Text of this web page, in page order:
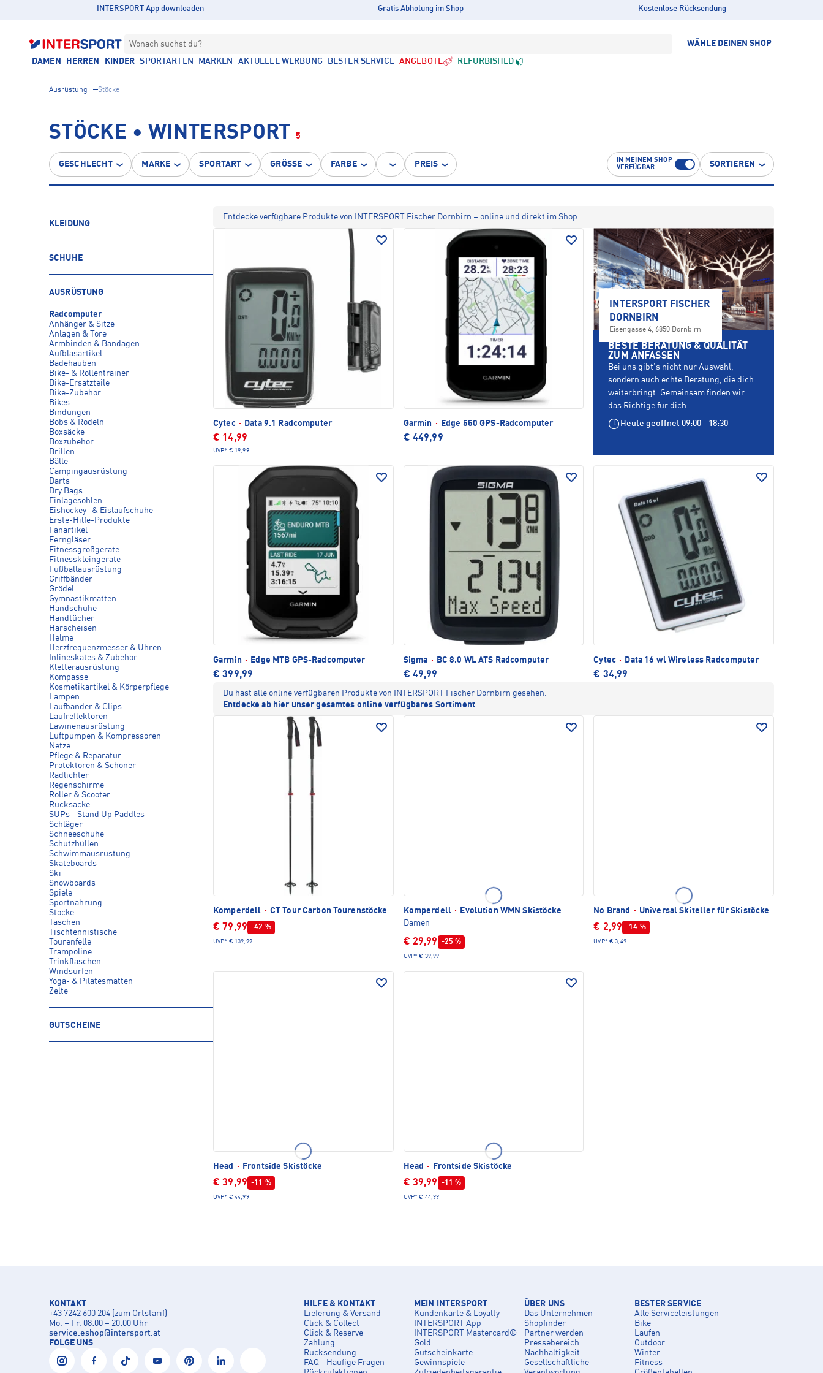
INTERSPORT App downloaden Gratis Abholung im Shop Kostenlose Rücksendung
Wonach suchst du? WÄHLE DEINEN SHOP
DAMEN HERREN KINDER SPORTARTEN MARKEN AKTUELLE WERBUNG BESTER SERVICE ANGEBOTE REFURBISHED
Ausrüstung Stöcke
STÖCKE • WINTERSPORT 5
GESCHLECHT MARKE SPORTART GRÖSSE FARBE PREIS
IN MEINEM SHOP
VERFÜGBAR
SORTIEREN
KLEIDUNG
SCHUHE
AUSRÜSTUNG
Radcomputer
Anhänger & Sitze
Anlagen & Tore
Armbinden & Bandagen
Aufblasartikel
Badehauben
Bike- & Rollentrainer
Bike-Ersatzteile
Bike-Zubehör
Bikes
Bindungen
Bobs & Rodeln
Boxsäcke
Boxzubehör
Brillen
Bälle
Campingausrüstung
Darts
Dry Bags
Einlagesohlen
Eishockey- & Eislaufschuhe
Erste-Hilfe-Produkte
Fanartikel
Ferngläser
Fitnessgroßgeräte
Fitnesskleingeräte
Fußballausrüstung
Griffbänder
Grödel
Gymnastikmatten
Handschuhe
Handtücher
Harscheisen
Helme
Herzfrequenzmesser & Uhren
Inlineskates & Zubehör
Kletterausrüstung
Kompasse
Kosmetikartikel & Körperpflege
Lampen
Laufbänder & Clips
Laufreflektoren
Lawinenausrüstung
Luftpumpen & Kompressoren
Netze
Pflege & Reparatur
Protektoren & Schoner
Radlichter
Regenschirme
Roller & Scooter
Rucksäcke
SUPs - Stand Up Paddles
Schläger
Schneeschuhe
Schutzhüllen
Schwimmausrüstung
Skateboards
Ski
Snowboards
Spiele
Sportnahrung
Stöcke
Taschen
Tischtennistische
Tourenfelle
Trampoline
Trinkflaschen
Windsurfen
Yoga- & Pilatesmatten
Zelte
GUTSCHEINE
Entdecke verfügbare Produkte von INTERSPORT Fischer Dornbirn – online und direkt im Shop.
Cytec · Data 9.1 Radcomputer
€ 14,99
UVP* € 19,99
Garmin · Edge 550 GPS-Radcomputer
€ 449,99
Garmin · Edge MTB GPS-Radcomputer
€ 399,99
Sigma · BC 8.0 WL ATS Radcomputer
€ 49,99
Cytec · Data 16 wl Wireless Radcomputer
€ 34,99
INTERSPORT FISCHER
DORNBIRN
Eisengasse 4, 6850 Dornbirn
BESTE BERATUNG & QUALITÄT
ZUM ANFASSEN
Bei uns gibt’s nicht nur Auswahl,
sondern auch echte Beratung, die dich
weiterbringt. Gemeinsam finden wir
das Richtige für dich.
Heute geöffnet09:00 - 18:30
Du hast alle online verfügbaren Produkte von INTERSPORT Fischer Dornbirn gesehen.
Entdecke ab hier unser gesamtes online verfügbares Sortiment
Komperdell · CT Tour Carbon Tourenstöcke
€ 79,99 -42 %
UVP* € 139,99
Komperdell ·
Evolution WMN Skistöcke
Damen
€ 29,99 -25 %
UVP* € 39,99
No Brand · Universal Skiteller für Skistöcke
€ 2,99 -14 %
UVP* € 3,49
Head · Frontside Skistöcke
€ 39,99 -11 %
UVP* € 44,99
Head · Frontside Skistöcke
€ 39,99 -11 %
UVP* € 44,99
KONTAKT
+43 7242 600 204 (zum Ortstarif)
Mo. – Fr. 08:00 – 20:00 Uhr
service.eshop@intersport.at
FOLGE UNS
HILFE & KONTAKT
Lieferung & Versand
Click & Collect
Click & Reserve
Zahlung
Rücksendung
FAQ - Häufige Fragen
MEIN INTERSPORT
Kundenkarte & Loyalty
INTERSPORT App
INTERSPORT Mastercard®
Gold
Gutscheinkarte
Gewinnspiele
ÜBER UNS
Das Unternehmen
Shopfinder
Partner werden
Pressebereich
Nachhaltigkeit
Gesellschaftliche
BESTER SERVICE
Alle Serviceleistungen
Bike
Laufen
Outdoor
Winter
Fitness